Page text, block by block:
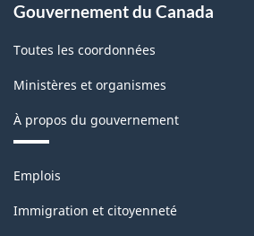
Gouvernement du Canada
Toutes les coordonnées
Ministères et organismes
À propos du gouvernement
Thèmes
sujets
Emplois
Immigration et citoyenneté